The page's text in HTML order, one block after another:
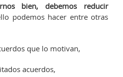
bien, debemos reducir
podemos hacer entre otras
que lo motivan,
acuerdos,